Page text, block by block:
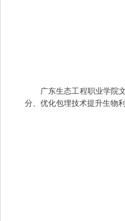
广东生态工程职业学院
分、优化包埋技术提升生物